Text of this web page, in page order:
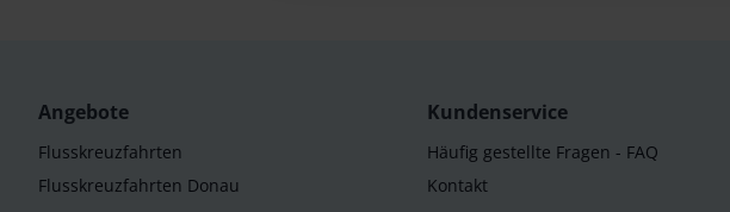
Angebote
Flusskreuzfahrten
Flusskreuzfahrten Donau
Kundenservice
Häufig gestellte Fragen - FAQ
Kontakt